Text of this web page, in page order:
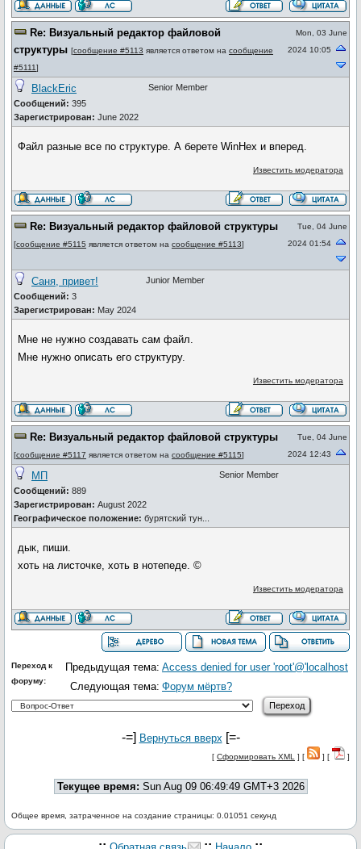
Re: Визуальный редактор файловой
структуры [сообщение #5113 является ответом на сообщение
#5111]
Mon, 03 June
2024 10:05
BlackEric
Сообщений: 395
Зарегистрирован: June 2022
Senior Member
Файл разные все по структуре. А берете WinHex и вперед.
Известить модератора
Re: Визуальный редактор файловой структуры
[сообщение #5115 является ответом на сообщение #5113]
Tue, 04 June
2024 01:54
Саня, привет!
Сообщений: 3
Зарегистрирован: May 2024
Junior Member
Мне не нужно создавать сам файл.
Мне нужно описать его структуру.
Известить модератора
Re: Визуальный редактор файловой структуры
[сообщение #5117 является ответом на сообщение #5115]
Tue, 04 June
2024 12:43
МП
Сообщений: 889
Зарегистрирован: August 2022
Географическое положение: бурятский тун...
Senior Member
дык, пиши.
хоть на листочке, хоть в нотепеде. ©
Известить модератора
Предыдущая тема: Access denied for user 'root'@'localhost
Следующая тема: Форум мёртв?
Переход к
форуму:
-=] Вернуться вверх [=-
[ Сформировать XML ] [ ] [ ]
Текущее время: Sun Aug 09 06:49:49 GMT+3 2026
Общее время, затраченное на создание страницы: 0.01051 секунд
.:: :: ::.